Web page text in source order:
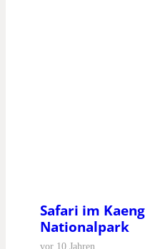
Safari im
Nationalpark
vor 10 Jahren